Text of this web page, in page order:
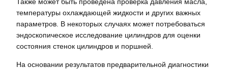
температуры охлаждающей жидкости и других важных
параметров. В некоторых случаях может потребоваться
эндоскопическое исследование цилиндров для оценки
состояния стенок цилиндров и поршней.
На основании результатов предварительной диагностики